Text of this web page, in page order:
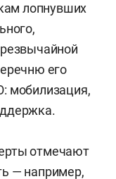
кабмина
настолько,
и говорить
управления
Ахметова
лопнувших
его
мобилизация,
отмечают
— например,